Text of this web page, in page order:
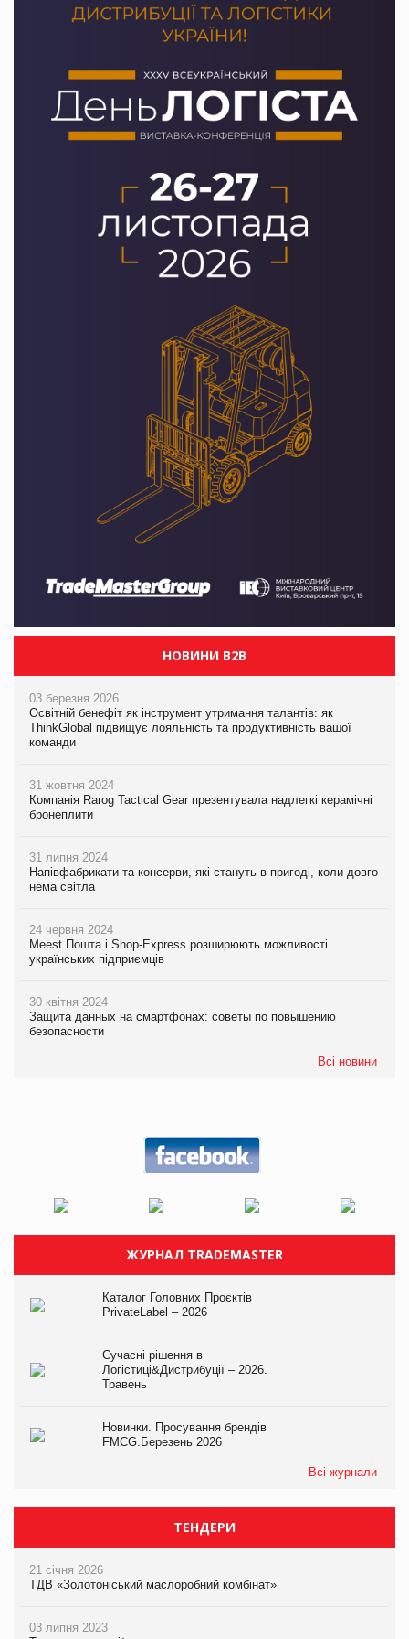
НОВИНИ B2B
03 березня 2026
Освітній бенефіт як інструмент утримання талантів: як
ThinkGlobal підвищує лояльність та продуктивність вашої
команди
31 жовтня 2024
Компанія Rarog Tactical Gear презентувала надлегкі керамічні
бронеплити
31 липня 2024
Напівфабрикати та консерви, які стануть в пригоді, коли довго
нема світла
24 червня 2024
Meest Пошта і Shop-Express розширюють можливості
українських підприємців
30 квітня 2024
Защита данных на смартфонах: советы по повышению
безопасности
Всі новини
ЖУРНАЛ TRADEMASTER
Каталог Головних Проєктів
PrivateLabel – 2026
Сучасні рішення в
Логістиці&Дистрибуції – 2026.
Травень
Новинки. Просування брендів
FMCG.Березень 2026
Всі журнали
ТЕНДЕРИ
21 січня 2026
ТДВ «Золотоніський маслоробний комбінат»
03 липня 2023